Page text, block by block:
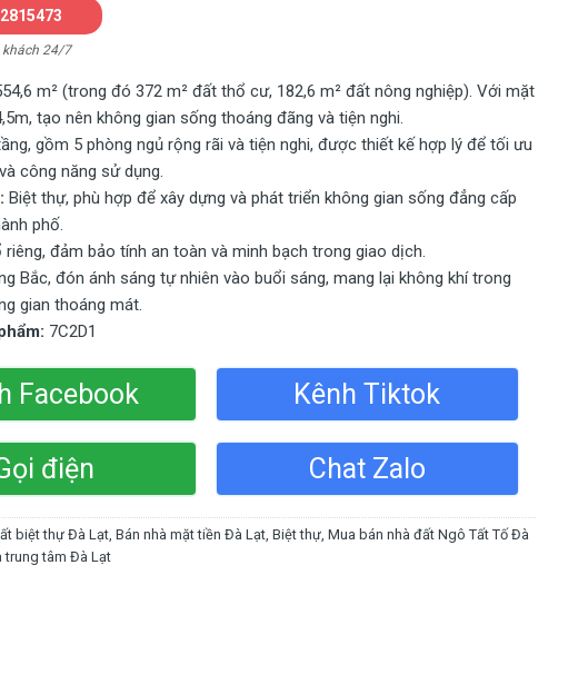
khách 24/7
m² (trong đó 372 m² đất thổ cư, 182,6 m² đất nông nghiệp). Với mặt
tạo nên không gian sống thoáng đãng và tiện nghi.
gồm 5 phòng ngủ rộng rãi và tiện nghi, được thiết kế hợp lý để tối ưu
công năng sử dụng.
Biệt thự, phù hợp để xây dựng và phát triển không gian sống đẳng cấp
phố.
riêng, đảm bảo tính an toàn và minh bạch trong giao dịch.
Bắc, đón ánh sáng tự nhiên vào buổi sáng, mang lại không khí trong
gian thoáng mát.
7C2D1
Facebook Kênh Tiktok
điện Chat Zalo
biệt thự Đà Lạt,Bán nhà mặt tiền Đà Lạt,Biệt thự,Mua bán nhà đất Ngô Tất Tố Đà
trung tâm Đà Lạt